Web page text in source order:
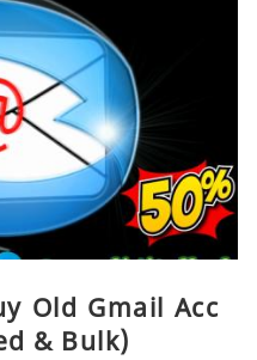
Old Gmail Acc
& Bulk)